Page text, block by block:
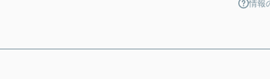
情報